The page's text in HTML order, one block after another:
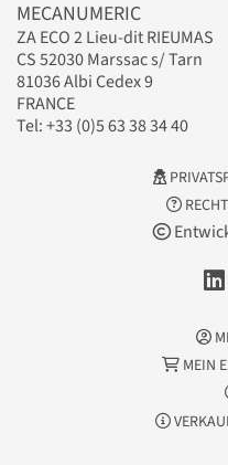
MECANUMERIC
ZA ECO 2 Lieu-dit RIEUMAS
CS 52030 Marssac s/ Tarn
81036 Albi Cedex 9
FRANCE
Tel: +33 (0)5 63 38 34 40
MEIN